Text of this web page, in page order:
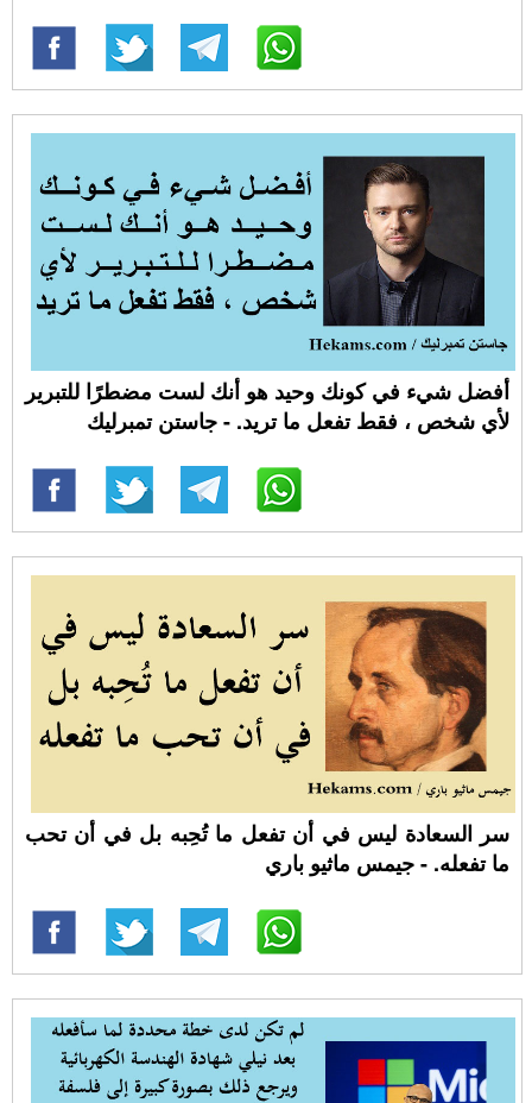
أفضل شيء في كونك وحيد هو أنك لست مضطرًا للتبرير
لأي شخص ، فقط تفعل ما تريد. - جاستن تمبرليك
سر السعادة ليس في أن تفعل ما تُحِبه بل في أن تحب
ما تفعله. - جيمس ماثيو باري